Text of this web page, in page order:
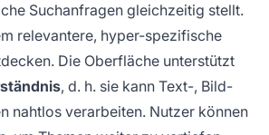
Suchanfragen gleichzeitig stellt.
relevantere, hyper-spezifische
Die Oberfläche unterstützt
, d. h. sie kann Text-, Bild-
nahtlos verarbeiten. Nutzer können